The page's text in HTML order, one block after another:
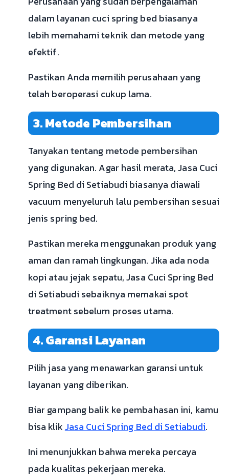
dalam layanan cuci spring bed biasanya
lebih memahami teknik dan metode yang
efektif.
Pastikan Anda memilih perusahaan yang
telah beroperasi cukup lama.
3. Metode Pembersihan
Tanyakan tentang metode pembersihan
yang digunakan. Agar hasil merata, Jasa Cuci
Spring Bed di Setiabudi biasanya diawali
vacuum menyeluruh lalu pembersihan sesuai
jenis spring bed.
Pastikan mereka menggunakan produk yang
aman dan ramah lingkungan. Jika ada noda
kopi atau jejak sepatu, Jasa Cuci Spring Bed
di Setiabudi sebaiknya memakai spot
treatment sebelum proses utama.
4. Garansi Layanan
Pilih jasa yang menawarkan garansi untuk
layanan yang diberikan.
Biar gampang balik ke pembahasan ini, kamu
bisa klikJasa Cuci Spring Bed di Setiabudi.
Ini menunjukkan bahwa mereka percaya
pada kualitas pekerjaan mereka.